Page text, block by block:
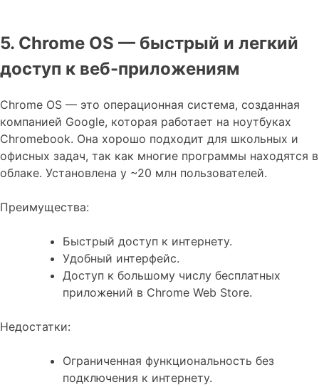
5. Chrome OS — быстрый и легкий
доступ к веб-приложениям
Chrome OS — это операционная система, созданная
компанией Google, которая работает на ноутбуках
Chromebook. Она хорошо подходит для школьных и
офисных задач, так как многие программы находятся в
облаке. Установлена у ~20 млн пользователей.
Преимущества:
Быстрый доступ к интернету.
Удобный интерфейс.
Доступ к большому числу бесплатных
приложений в Chrome Web Store.
Недостатки:
Ограниченная функциональность без
подключения к интернету.